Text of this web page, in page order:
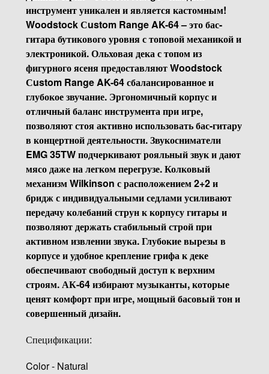
инструмент уникален и является кастомным!
Woodstock Сustom Range AK-64 – это бас-
гитара бутикового уровня с топовой механикой и
электроникой. Ольховая дека с топом из
фигурного ясеня предоставляют Woodstock
Сustom Range AK-64 сбалансированное и
глубокое звучание. Эргономичный корпус и
отличный баланс инструмента при игре,
позволяют стоя активно использовать бас-гитару
в концертной деятельности. Звукосниматели
EMG 35TW подчеркивают рояльный звук и дают
мясо даже на легком перегрузе. Колковый
механизм Wilkinson с расположением 2+2 и
бридж с индивидуальными седлами усиливают
передачу колебаний струн к корпусу гитары и
позволяют держать стабильный строй при
активном извлении звука. Глубокие вырезы в
корпусе и удобное крепление грифа к деке
обеспечивают свободный доступ к верхним
строям. АК-64 избирают музыканты, которые
ценят комфорт при игре, мощный басовый тон и
совершенный дизайн.
Спецификации:
Color - Natural